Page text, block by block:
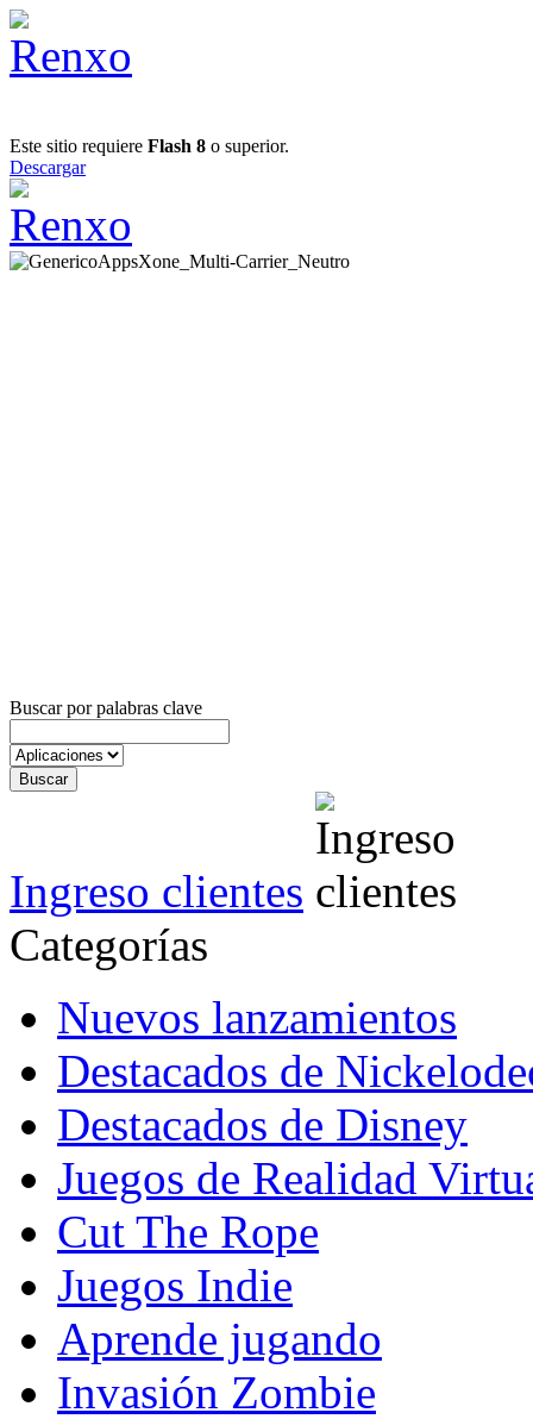
Este sitio requiere Flash 8 o superior.
Descargar
Buscar por palabras clave
Ingreso clientes
Categorías
Nuevos lanzamientos
Destacados de
Destacados de Disney
Juegos de Realidad
Cut The Rope
Juegos Indie
Aprende jugando
Invasión Zombie